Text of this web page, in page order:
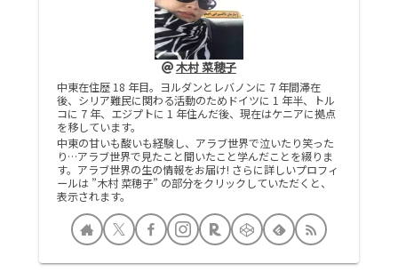
木村 菜穂子
中東在住歴 18 年目。ヨルダンとレバノンに 7 年間滞在
後、シリア難民に関わる活動のためドイツに 1 年半、トル
コに 7 年、エジプトに 1 年住んだ後、現在はケニアに拠点
を移しています。
中東の甘いも酸いも経験し、アラブ世界で泣いたり笑った
り…アラブ世界で見たこと聞いたこと学んだことを綴りま
す。アラブ世界の生の情報をお届け! さらに詳しいプロフィ
ールは ”木村 菜穂子” の部分をクリックしていただくと、
表示されます。